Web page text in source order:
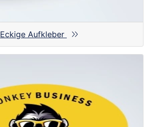
Eckige Aufkleber